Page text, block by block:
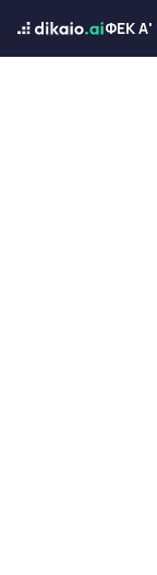
ΦΕΚ Α'